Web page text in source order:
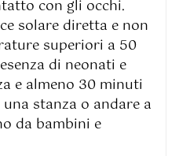
con gli occhi.
solare diretta e non
superiori a 50
di neonati e
e almeno 30 minuti
stanza o andare a
da bambini e